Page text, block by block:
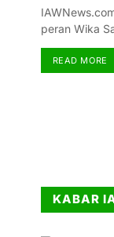
peran Wika
READ MORE
KABAR